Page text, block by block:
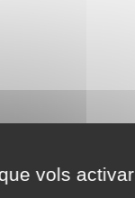
vols activar